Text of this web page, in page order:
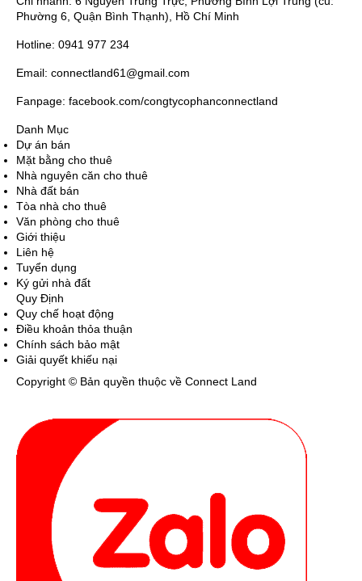
Phường 6, Quận Bình Thạnh), Hồ Chí Minh
Hotline: 0941 977 234
Email: connectland61@gmail.com
Fanpage: facebook.com/congtycophanconnectland
Danh Mục
Dự án bán
Mặt bằng cho thuê
Nhà nguyên căn cho thuê
Nhà đất bán
Tòa nhà cho thuê
Văn phòng cho thuê
Giới thiệu
Liên hệ
Tuyển dụng
Ký gửi nhà đất
Quy Định
Quy chế hoạt động
Điều khoản thỏa thuận
Chính sách bảo mật
Giải quyết khiếu nại
Copyright © Bản quyền thuộc về Connect Land